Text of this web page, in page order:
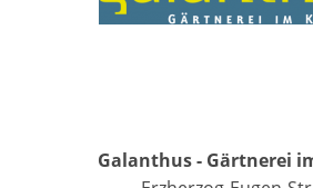
Galanthus - Gärtnerei